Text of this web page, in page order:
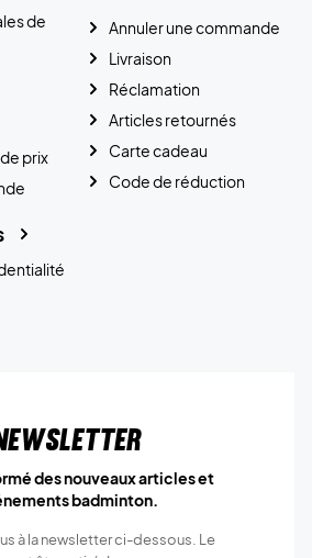
de
prix
Annuler une commande
Livraison
Réclamation
Articles retournés
Carte cadeau
Code de réduction
des nouveaux articles et
badminton.
à la newsletter ci-dessous. Le